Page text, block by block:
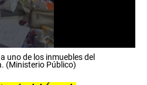
uno de los inmuebles del
(Ministerio Público)